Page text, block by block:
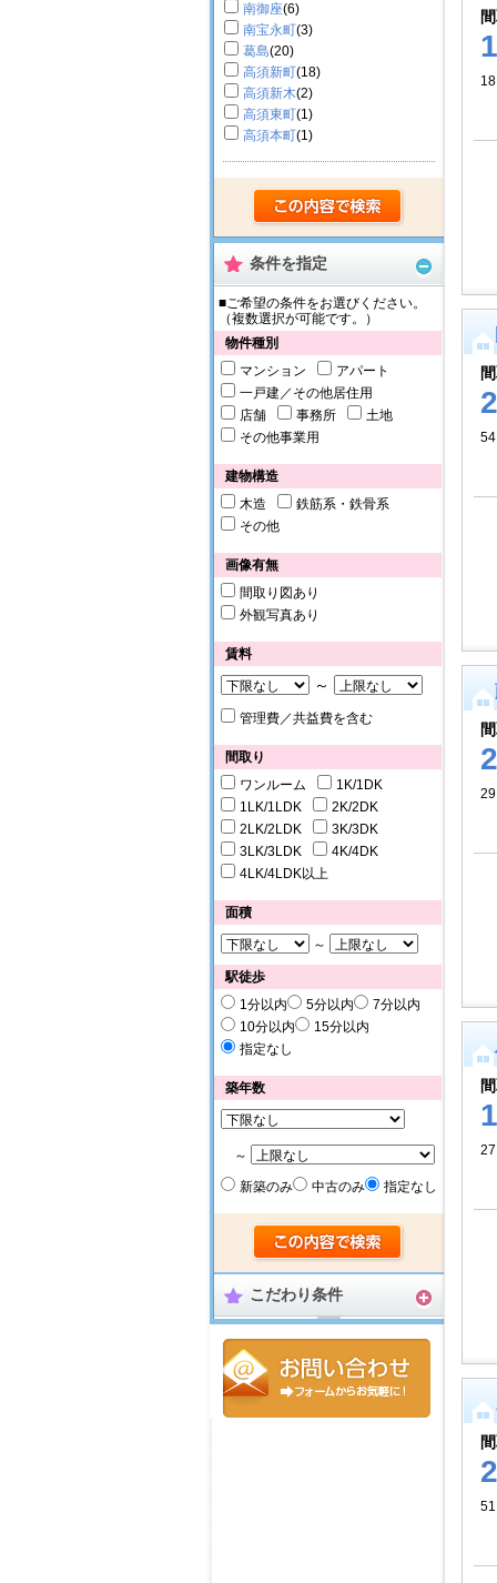
南御座(6)
南宝永町(3)
葛島(20)
高須新町(18)
高須新木(2)
高須東町(1)
高須本町(1)
条件を指定
■ご希望の条件をお選びください。
（複数選択が可能です。）
物件種別
マンション
アパート
一戸建／その他居住用
店舗
事務所
土地
その他事業用
建物構造
木造
鉄筋系・鉄骨系
その他
画像有無
間取り図あり
外観写真あり
賃料
～
管理費／共益費を含む
間取り
ワンルーム
1K/1DK
1LK/1LDK
2K/2DK
2LK/2LDK
3K/3DK
3LK/3LDK
4K/4DK
4LK/4LDK以上
面積
～
駅徒歩
1分以内
5分以内
7分以内
10分以内
15分以内
指定なし
築年数
～
新築のみ
中古のみ 指定なし
こだわり条件